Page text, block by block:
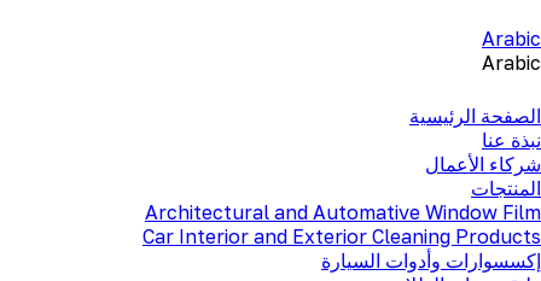
Arabic
Arabic
الصفحة الرئيسية
نبذة عنا
شركاء الأعمال
المنتجات
Architectural and Automative Window Film
Car Interior and Exterior Cleaning Products
إكسسوارات وأدوات السيارة